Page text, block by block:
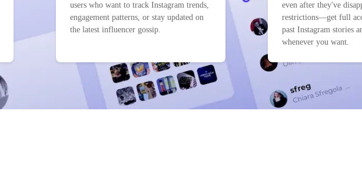
users who want to track Instagram trends,
engagement patterns, or stay updated on
the latest influencer gossip.
even after they've
restrictions—get full
past Instagram stories
whenever you want.